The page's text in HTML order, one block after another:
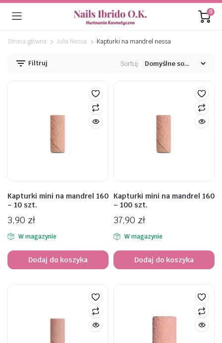
0
Strona główna Julia Nessa Kapturki na mandrel nessa
Filtruj Sortuj:
Kapturki mini na mandrel 160
– 10 szt.
3,90 zł
W magazynie
Dodaj do koszyka
Kapturki mini na mandrel 160
– 100 szt.
37,90 zł
W magazynie
Dodaj do koszyka